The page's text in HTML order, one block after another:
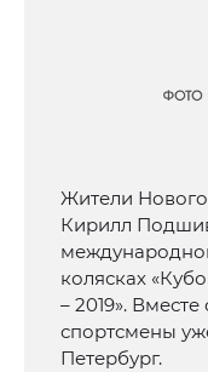
Жители
Кирилл
колясках
– 2019».
спортсмены
Петербург.